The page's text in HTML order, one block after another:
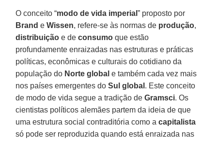
O conceito “modo de vida imperial” proposto por
Brand eWissen, refere-se às normas de produção,
distribuiçãoe deconsumo que estão
profundamente enraizadas nas estruturas e práticas
políticas, econômicas e culturais do cotidiano da
população do Norte global e também cada vez mais
nos países emergentes doSul global . Este conceito
de modo de vida segue a tradição deGramsci. Os
cientistas políticos alemães partem da ideia de que
uma estrutura social contraditória como acapitalista
só pode ser reproduzida quando está enraizada nas